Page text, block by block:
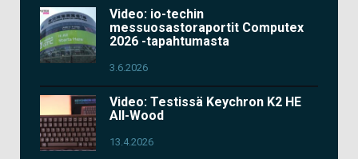
Video: io-techin
messuosastoraportit Computex
2026 -tapahtumasta
3.6.2026
Video: Testissä Keychron K2 HE
All-Wood
13.4.2026